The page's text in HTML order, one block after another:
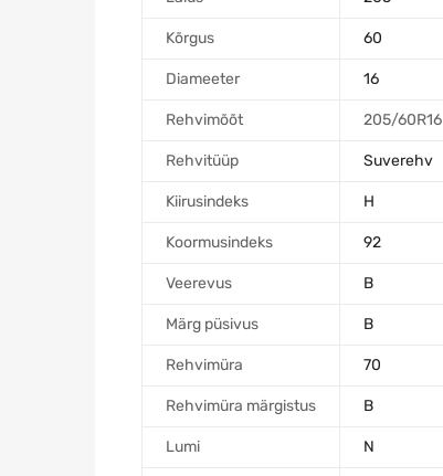
Kõrgus 60
Diameeter 16
Rehvimõõt 205/60R16
Rehvitüüp Suverehv
Kiirusindeks H
Koormusindeks 92
Veerevus B
Märg püsivus B
Rehvimüra 70
Rehvimüra märgistus B
Lumi N